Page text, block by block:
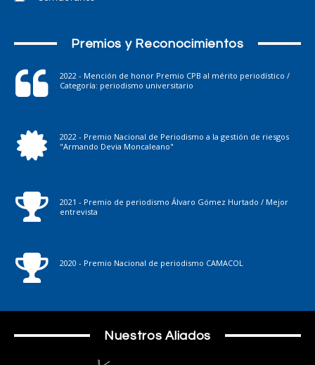
Premios y Reconocimientos
2022 - Mención de honor Premio CPB al mérito periodístico /
Categoría: periodismo universitario
2022 - Premio Nacional de Periodismo a la gestión de riesgos
"Armando Devia Moncaleano"
2021 - Premio de periodismo Álvaro Gómez Hurtado / Mejor
entrevista
2020 - Premio Nacional de periodismo CAMACOL
Nuestros Aliados